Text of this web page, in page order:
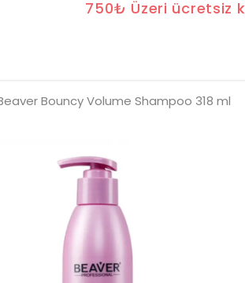
750₺ Üzeri ücretsiz
Bouncy Volume Shampoo 318 ml